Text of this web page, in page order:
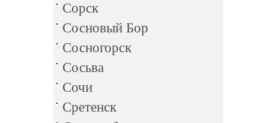
Сорск
Сосновый Бор
Сосногорск
Сосьва
Сочи
Сретенск